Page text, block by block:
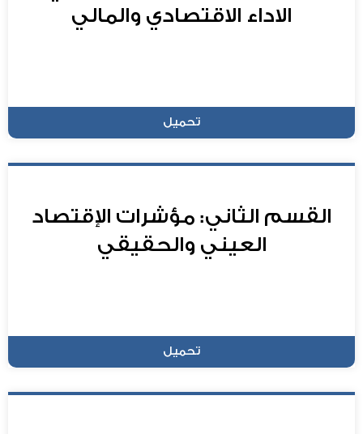
الاداء الاقتصادي والمالي
تحميل
القسم الثاني: مؤشرات الإقتصاد
العيني والحقيقي
تحميل